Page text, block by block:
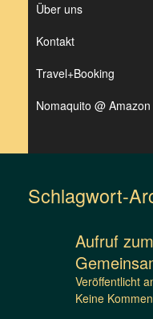
Über uns
Kontakt
Travel+Booking
Nomaquito @ Amazon
Schlagwort-
Aufruf
Veröffentlicht
Keine